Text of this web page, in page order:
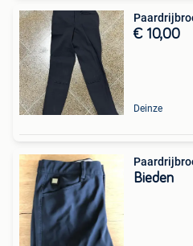
€ 10,00
Deinze
Bieden